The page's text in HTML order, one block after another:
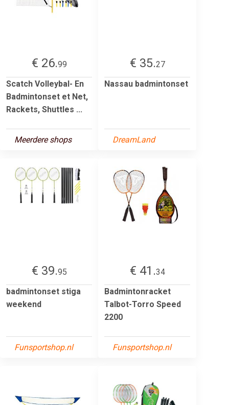
€ 26.99
Scatch Volleybal- En
Badmintonset et Net,
Rackets, Shuttles ...
Meerdere shops
€ 35.27
Nassau badmintonset
DreamLand
€ 39.95
badmintonset stiga
weekend
Funsportshop.nl
€ 41.34
Badmintonracket
Talbot-Torro Speed
2200
Funsportshop.nl